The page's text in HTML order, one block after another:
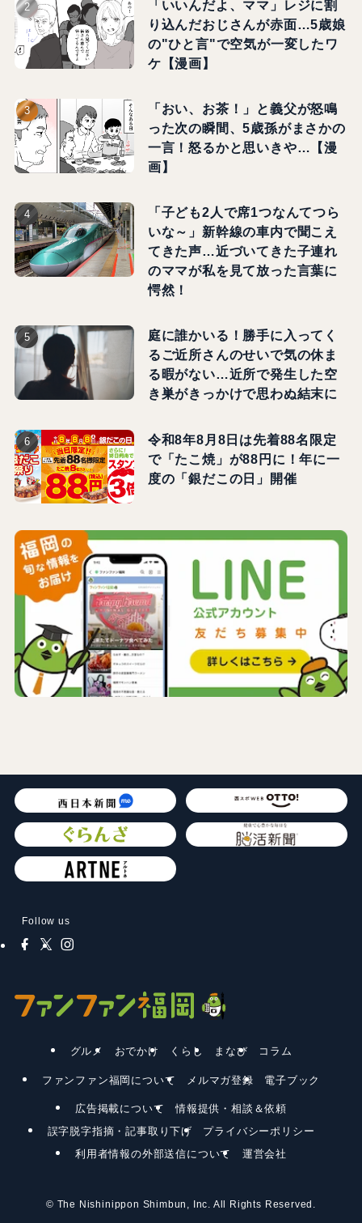
「いいんだよ、ママ」レジに割
り込んだおじさんが赤面…5歳娘
の"ひと言"で空気が一変したワ
ケ【漫画】
「おい、お茶！」と義父が怒鳴
った次の瞬間、5歳孫がまさかの
一言！怒るかと思いきや…【漫
画】
「子ども2人で席1つなんてつら
いな～」新幹線の車内で聞こえ
てきた声…近づいてきた子連れ
のママが私を見て放った言葉に
愕然！
庭に誰かいる！勝手に入ってく
るご近所さんのせいで気の休ま
る暇がない…近所で発生した空
き巣がきっかけで思わぬ結末に
令和8年8月8日は先着88名限定
で「たこ焼」が88円に！年に一
度の「銀だこの日」開催
Follow us
グルメ おでかけ くらし まなび コラム
ファンファン福岡について メルマガ登録 電子ブック
広告掲載について
情報提供・相談＆依頼
誤字脱字指摘・記事取り下げ
プライバシーポリシー
利用者情報の外部送信について
運営会社
© The Nishinippon Shimbun, Inc. All Rights Reserved.